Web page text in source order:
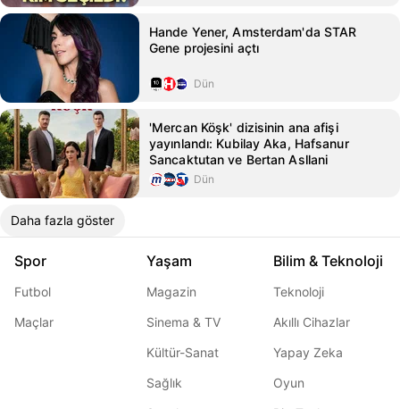
Hande Yener, Amsterdam'da STAR
Gene projesini açtı
Dün
'Mercan Köşk' dizisinin ana afişi
yayınlandı: Kubilay Aka, Hafsanur
Sancaktutan ve Bertan Asllani
Dün
Daha fazla göster
Spor
Futbol
Maçlar
Yaşam
Magazin
Sinema & TV
Kültür-Sanat
Sağlık
Bilim & Teknoloji
Teknoloji
Akıllı Cihazlar
Yapay Zeka
Oyun